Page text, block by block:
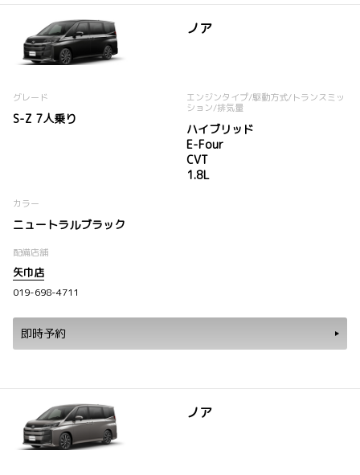
ノア
グレード
S-Z 7人乗り
エンジンタイプ/駆動方式/トランスミッ
ション/排気量
ハイブリッド
E-Four
CVT
1.8L
カラー
ニュートラルブラック
配備店舗
矢巾店
019-698-4711
即時予約
ノア